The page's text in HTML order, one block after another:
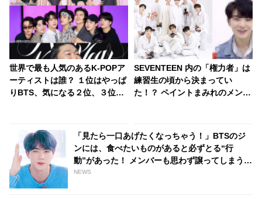
世界で最も人気のあるK-POPア
ーティストは誰？ １位はやっぱ
りBTS、気になる２位、３位
ン！ 各国の個性あふれるデータ
に注目殺到
SEVENTEEN 内の「権力者」は
練習生の頃から決まってい
た！？ ペイントまみれのメンバ
「見たら一口あげたくなっちゃう！」BTSのジ
ンには、食べたいものがあると必ずとる“行
動”があった！ メンバーも思わず譲ってしまう、
世渡り上手な行動とは？
NEWS